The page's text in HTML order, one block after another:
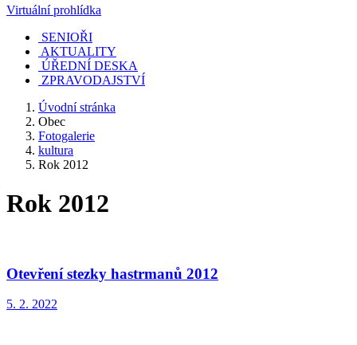
Virtuální prohlídka
SENIOŘI
AKTUALITY
ÚŘEDNÍ DESKA
ZPRAVODAJSTVÍ
Úvodní stránka
Obec
Fotogalerie
kultura
Rok 2012
Rok 2012
Otevření stezky hastrmanů 2012
5. 2. 2022